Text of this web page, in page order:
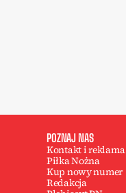
POZNAJ NAS
Kontakt i reklama
Piłka Nożna
Kup nowy numer
Redakcja